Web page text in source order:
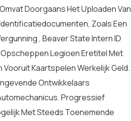
Doorgaans Het Uploaden Van
Zoals Een
, Beaver State Intern ID
Opscheppen Legioen Eretitel Met
Kaartspelen Werkelijk Geld.
Ontwikkelaars
Progressief
Met Steeds Toenemende